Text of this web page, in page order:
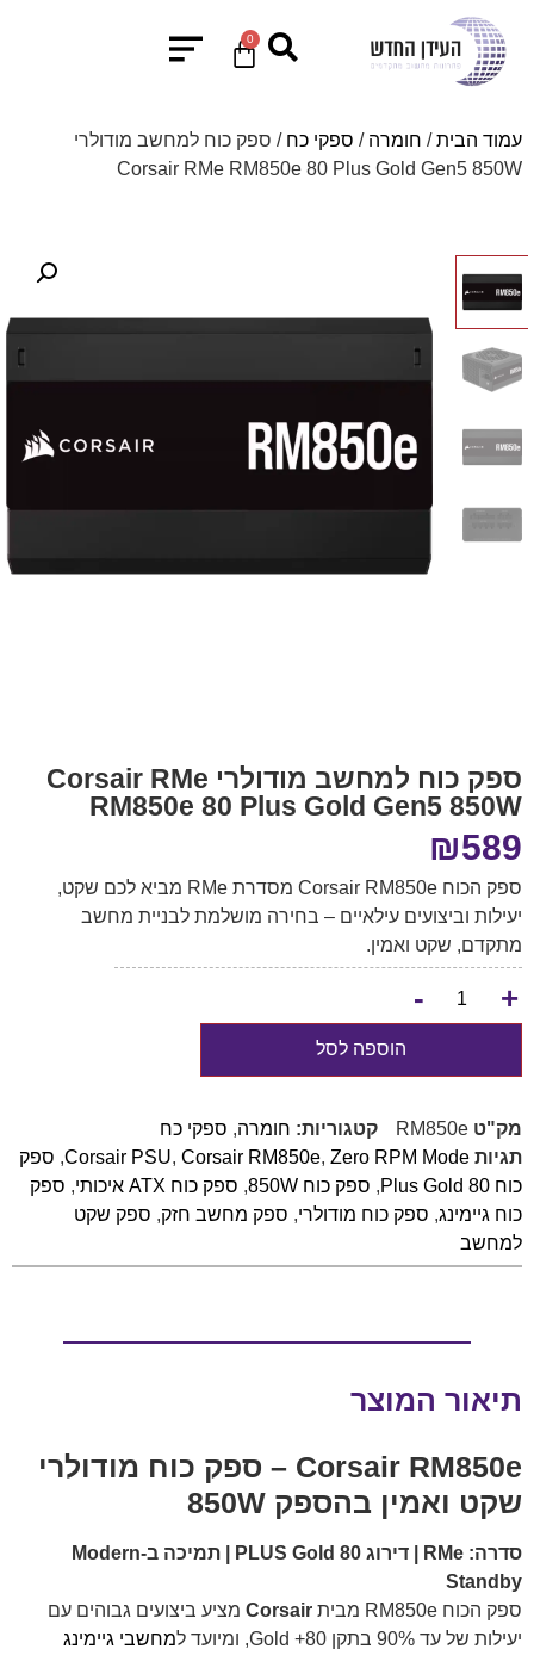
0
עמוד הבית/ חומרה / ספקי כח / ספק כוח למחשב מודולרי
Corsair RMe RM850e 80 Plus Gold Gen5 850W
ספק כוח למחשב מודולרי Corsair RMe
RM850e 80 Plus Gold Gen5 850W
₪589
ספק הכוח Corsair RM850e מסדרת RMe מביא לכם שקט,
יעילות וביצועים עילאיים – בחירה מושלמת לבניית מחשב
מתקדם, שקט ואמין.
+
-
הוספה לסל
מק"ט RM850e קטגוריות: חומרה, ספקי כח
תגיות
Corsair PSU, Corsair RM850e, Zero RPM Mode
, ספק
כוח 80 Plus Gold
, ספק כוח 850W , ספק כוח ATX איכותי , ספק
כוח גיימינג, ספק כוח מודולרי, ספק מחשב חזק, ספק שקט
למחשב
תיאור המוצר
Corsair RM850e – ספק כוח מודולרי
שקט ואמין בהספק 850W
סדרה: RMe | דירוג 80 PLUS Gold | תמיכה ב-Modern
Standby
ספק הכוח RM850e מבית
Corsair מציע ביצועים גבוהים עם
יעילות של עד 90% בתקן 80+ Gold, ומיועד ל
מחשבי גיימינג